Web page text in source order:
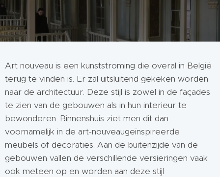
Art nouveau is een kunststroming die overal in België
terug te vinden is. Er zal uitsluitend gekeken worden
naar de architectuur. Deze stijl is zowel in de façades
te zien van de gebouwen als in hun interieur te
bewonderen. Binnenshuis ziet men dit dan
voornamelijk in de art-nouveaugeïnspireerde
meubels of decoraties. Aan de buitenzijde van de
gebouwen vallen de verschillende versieringen vaak
ook meteen op en worden aan deze stijl